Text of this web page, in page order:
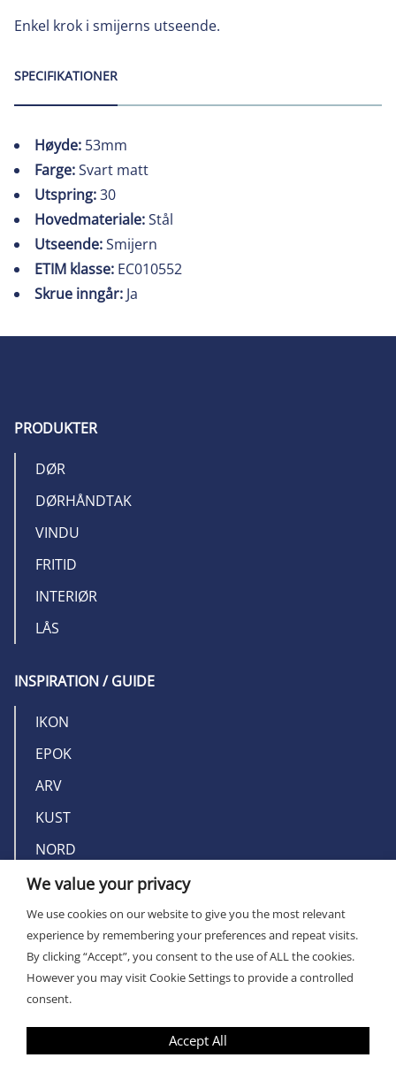
Enkel krok i smijerns utseende.
SPECIFIKATIONER
Høyde: 53mm
Farge:Svart matt
Utspring:30
Hovedmateriale:Stål
Utseende:Smijern
ETIM klasse: EC010552
Skrue inngår: Ja
PRODUKTER
DØR
DØRHÅNDTAK
VINDU
FRITID
INTERIØR
LÅS
INSPIRATION / GUIDE
IKON
EPOK
ARV
KUST
NORD
KONTAKT
We value your privacy
We use cookies on our website to give you the most relevant
experience by remembering your preferences and repeat visits.
By clicking “Accept”, you consent to the use of ALL the cookies.
However you may visit Cookie Settings to provide a controlled
consent.
Accept All